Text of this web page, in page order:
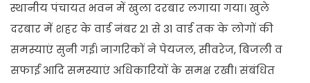
स्थानीय पंचायत भवन में खुला दरबार लगाया गया। खुले
दरबार में शहर के वार्ड नंबर 21 से 31 वार्ड तक के लोगों की
समस्याएं सुनी गई। नागरिकों ने पेयजल, सीवरेज, बिजली व
सफाई आदि समस्याएं अधिकारियों के समक्ष रखी। संबंधित